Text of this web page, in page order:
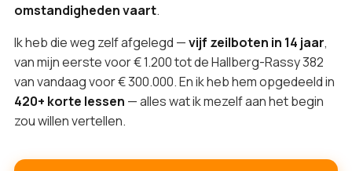
omstandigheden vaart.
Ik heb die weg zelf afgelegd —vijf zeilboten in 14 jaar,
van mijn eerste voor € 1.200 tot de Hallberg-Rassy 382
van vandaag voor € 300.000. En ik heb hem opgedeeld in
420+ korte lessen — alles wat ik mezelf aan het begin
zou willen vertellen.